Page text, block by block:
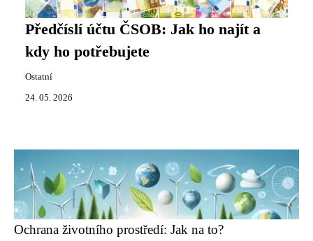
Předčíslí účtu ČSOB: Jak ho najít a
kdy ho potřebujete
Ostatní
24. 05. 2026
Ochrana životního prostředí: Jak na to?